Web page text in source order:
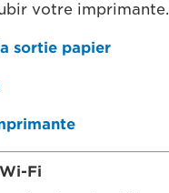
votre imprimante.
sortie papier
Fi